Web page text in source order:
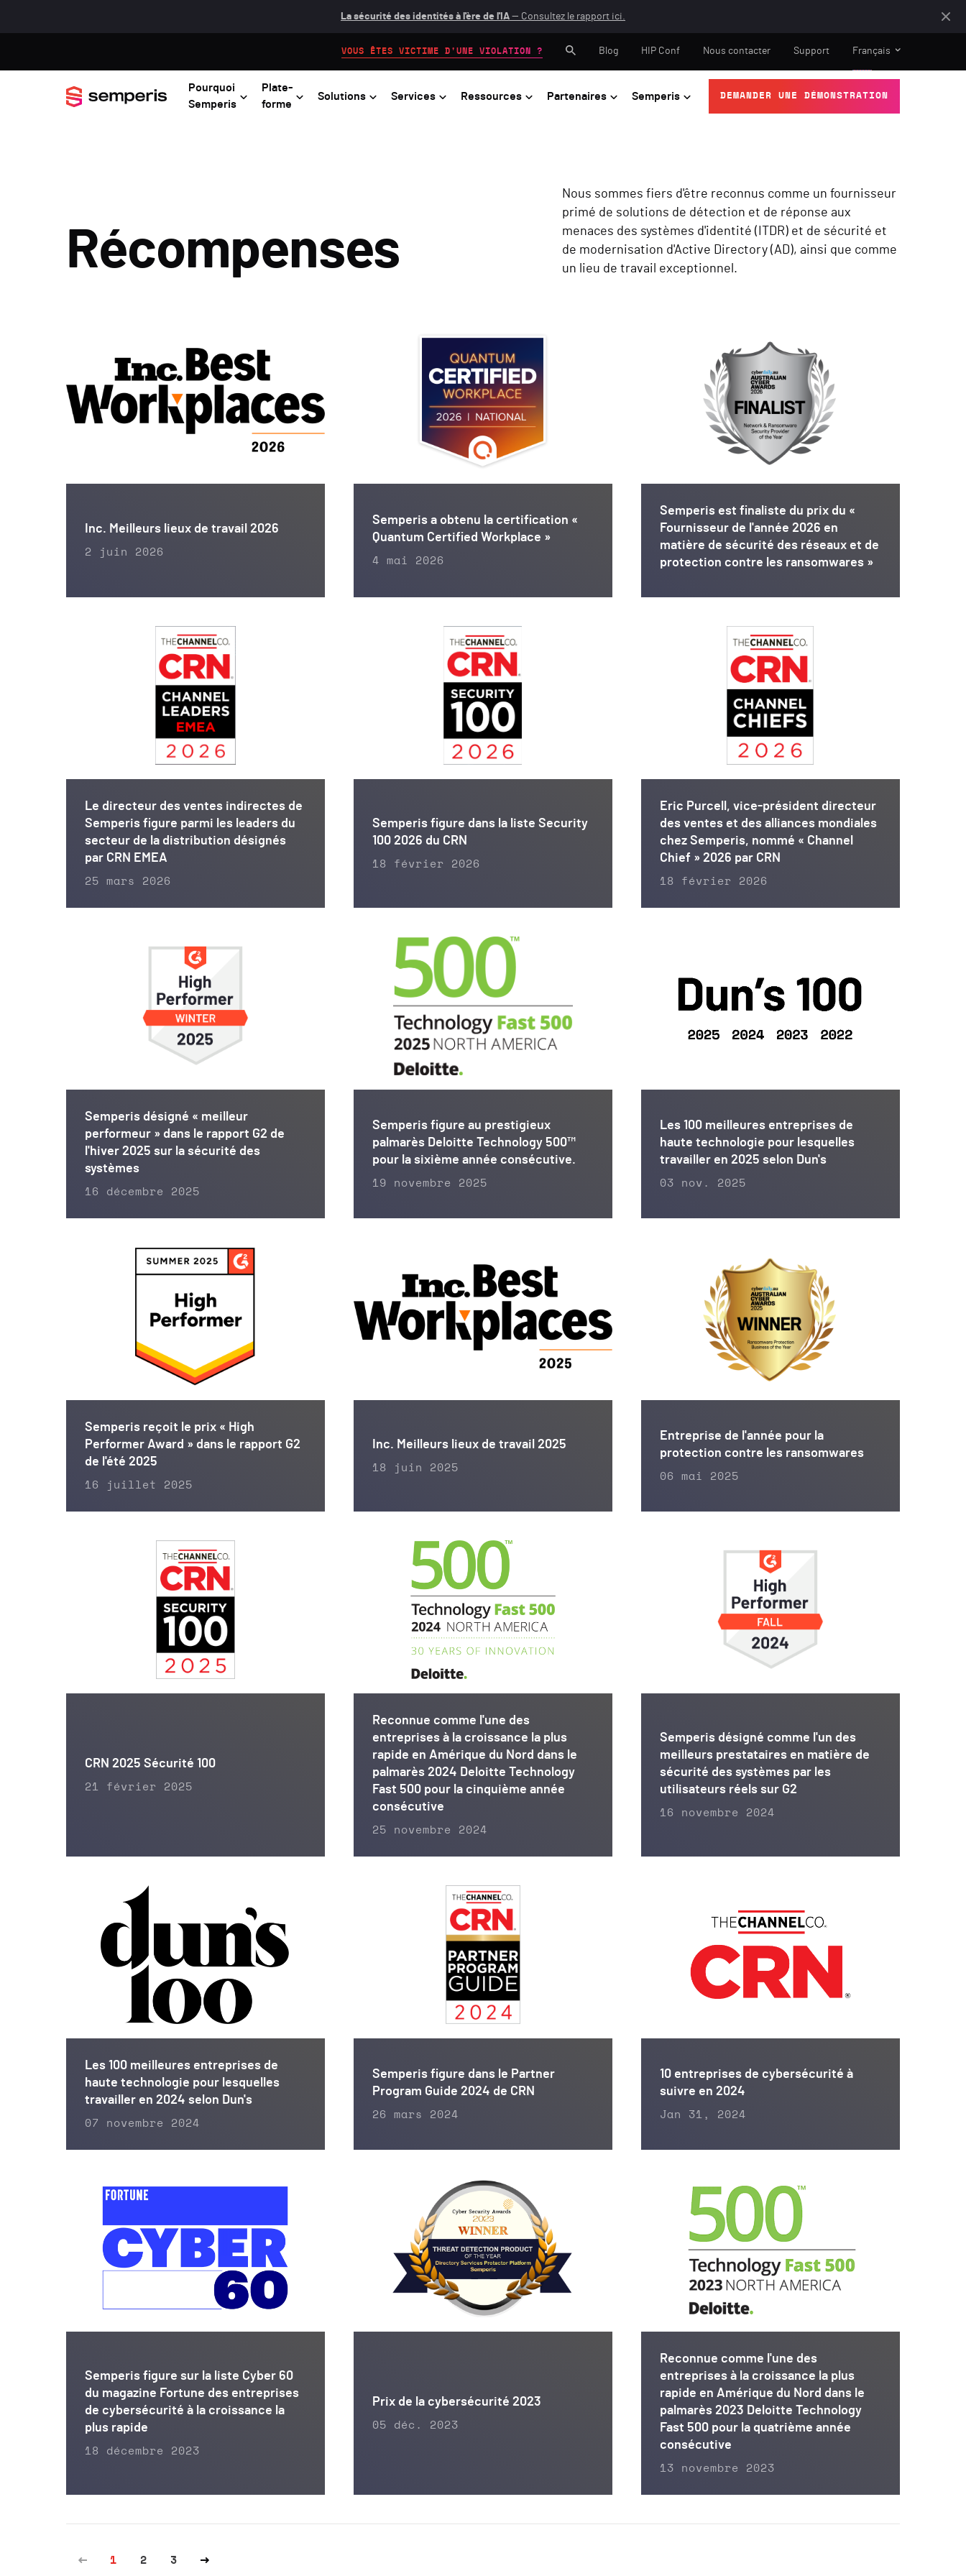
La sécurité des identités à l'ère de l'IA — Consultez le rapport ici.
Pourquoi
Semperis
Plate-
forme
Solutions Services Ressources Partenaires Semperis DEMANDER UNE DÉMONSTRATION
VOUS ÊTES VICTIME D'UNE VIOLATION ? Blog HIP Conf Nous contacter Support Français
Récompenses
Nous sommes fiers d'être reconnus comme un fournisseur
primé de solutions de détection et de réponse aux
menaces des systèmes d'identité (ITDR) et de sécurité et
de modernisation d'Active Directory (AD), ainsi que comme
un lieu de travail exceptionnel.
Inc. Meilleurs lieux de travail 2026
2 juin 2026
Semperis a obtenu la certification «
Quantum Certified Workplace »
4 mai 2026
Semperis est finaliste du prix du «
Fournisseur de l'année 2026 en
matière de sécurité des réseaux et de
protection contre les ransomwares »
Le directeur des ventes indirectes de
Semperis figure parmi les leaders du
secteur de la distribution désignés
par CRN EMEA
25 mars 2026
Semperis figure dans la liste Security
100 2026 du CRN
18 février 2026
Eric Purcell, vice-président directeur
des ventes et des alliances mondiales
chez Semperis, nommé « Channel
Chief » 2026 par CRN
18 février 2026
Semperis désigné « meilleur
performeur » dans le rapport G2 de
l'hiver 2025 sur la sécurité des
systèmes
16 décembre 2025
Semperis figure au prestigieux
palmarès Deloitte Technology 500™
pour la sixième année consécutive.
19 novembre 2025
Les 100 meilleures entreprises de
haute technologie pour lesquelles
travailler en 2025 selon Dun's
03 nov. 2025
Semperis reçoit le prix « High
Performer Award » dans le rapport G2
de l'été 2025
16 juillet 2025
Inc. Meilleurs lieux de travail 2025
18 juin 2025
Entreprise de l'année pour la
protection contre les ransomwares
06 mai 2025
CRN 2025 Sécurité 100
21 février 2025
Reconnue comme l'une des
entreprises à la croissance la plus
rapide en Amérique du Nord dans le
palmarès 2024 Deloitte Technology
Fast 500 pour la cinquième année
consécutive
25 novembre 2024
Semperis désigné comme l'un des
meilleurs prestataires en matière de
sécurité des systèmes par les
utilisateurs réels sur G2
16 novembre 2024
Les 100 meilleures entreprises de
haute technologie pour lesquelles
travailler en 2024 selon Dun's
07 novembre 2024
Semperis figure dans le Partner
Program Guide 2024 de CRN
26 mars 2024
10 entreprises de cybersécurité à
suivre en 2024
Jan 31, 2024
Semperis figure sur la liste Cyber 60
du magazine Fortune des entreprises
de cybersécurité à la croissance la
plus rapide
18 décembre 2023
Prix de la cybersécurité 2023
05 déc. 2023
Reconnue comme l'une des
entreprises à la croissance la plus
rapide en Amérique du Nord dans le
palmarès 2023 Deloitte Technology
Fast 500 pour la quatrième année
consécutive
13 novembre 2023
1 2 3